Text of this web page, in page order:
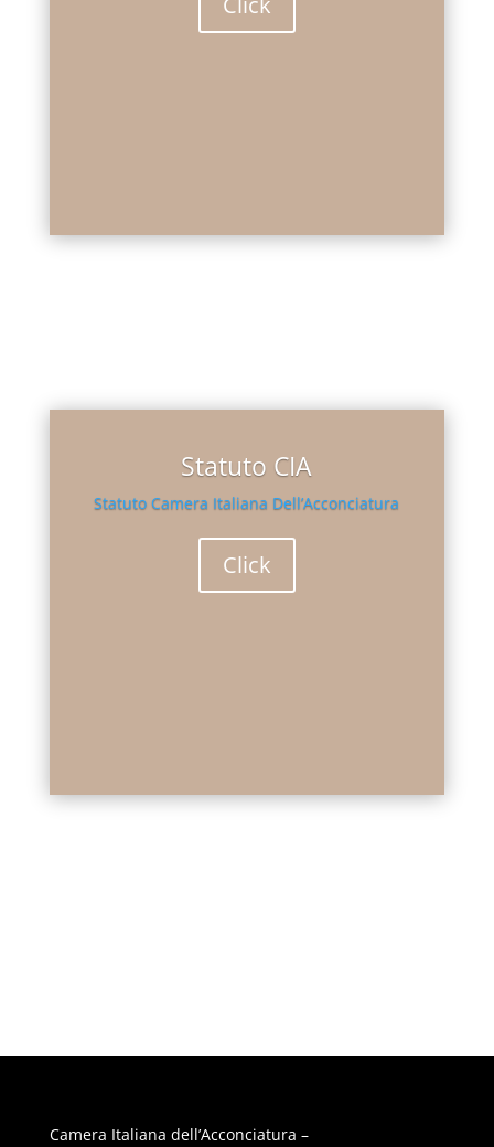
Statuto CIA
Statuto Camera Italiana Dell’Acconciatura
Click
Camera Italiana dell’Acconciatura –